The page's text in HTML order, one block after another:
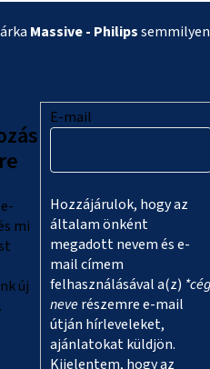
Massive - Philips
mi
új
E-mail
Hozzájárulok, hogy az
általam önként
megadott nevem és e-
mail címem
felhasználásával a(z) *cég
neverészemre e-mail
útján hírleveleket,
ajánlatokat küldjön.
Kijelentem, hogy az